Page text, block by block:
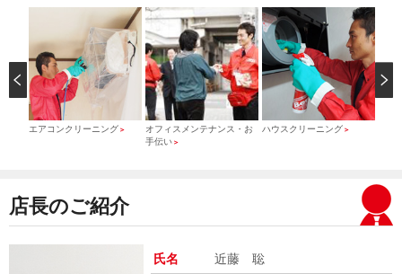
エアコンクリーニング ＞
オフィスメンテナンス・お
手伝い ＞
ハウスクリーニング ＞
店長のご紹介
氏名 近藤 聡